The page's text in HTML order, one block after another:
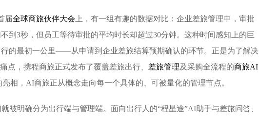
届全球商旅伙伴大会 上，有一组有趣的数据对比：企业差旅管理中，审批
到3秒，但员工等待审批的平均时长却超过30分钟。这种时间感知上的巨
的最初一公里——从申请到企业差旅结算预期确认的环节。正是为了解决
点，携程商旅正式发布了覆盖差旅出行、 差旅管理及采购全流程的商旅AI
相，AI商旅正从概念走向每一个具体的、可被量化的管理节点。
被明确分为出行端与管理端。面向出行人的“程星途”AI助手与差旅问答、